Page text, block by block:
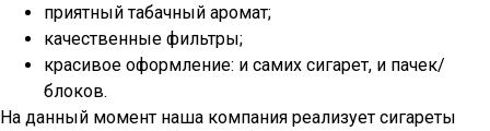
приятный табачный аромат;
качественные фильтры;
красивое оформление: и самих сигарет, и пачек/
блоков.
На данный момент наша компания реализует сигареты